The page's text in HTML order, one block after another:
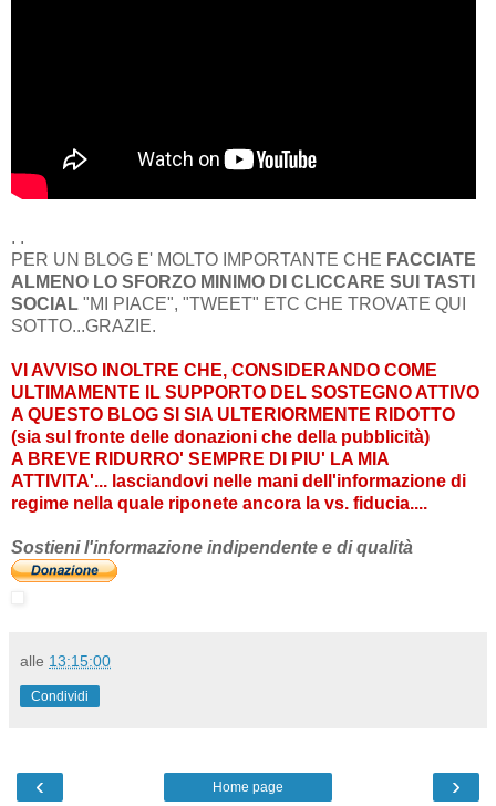
. .
PER UN BLOG E' MOLTO IMPORTANTE CHE FACCIATE
ALMENO LO SFORZO MINIMO DI CLICCARE SUI TASTI
SOCIAL "MI PIACE", "TWEET" ETC CHE TROVATE QUI
SOTTO...GRAZIE.
VI AVVISO INOLTRE CHE, CONSIDERANDO COME
ULTIMAMENTE IL SUPPORTO DEL SOSTEGNO ATTIVO
A QUESTO BLOG SI SIA ULTERIORMENTE RIDOTTO
(sia sul fronte delle donazioni che della pubblicità)
A BREVE RIDURRO' SEMPRE DI PIU' LA MIA
ATTIVITA'... lasciandovi nelle mani dell'informazione di
regime nella quale riponete ancora la vs. fiducia....
Sostieni l'informazione indipendente e di qualità
alle 13:15:00
Condividi
‹ ›
Home page